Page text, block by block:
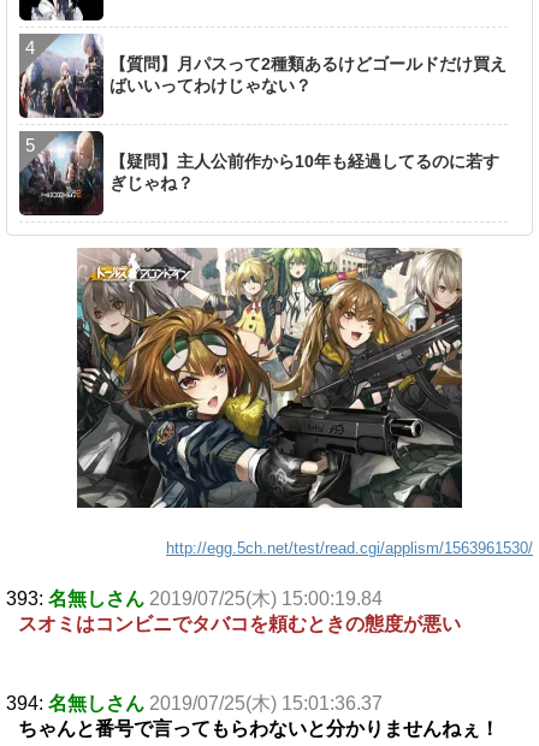
【質問】月パスって2種類あるけどゴールドだけ買え
ばいいってわけじゃない？
【疑問】主人公前作から10年も経過してるのに若す
ぎじゃね？
http://egg.5ch.net/test/read.cgi/applism/1563961530/
393: 名無しさん 2019/07/25(木) 15:00:19.84
スオミはコンビニでタバコを頼むときの態度が悪い
394: 名無しさん 2019/07/25(木) 15:01:36.37
ちゃんと番号で言ってもらわないと分かりませんねぇ！